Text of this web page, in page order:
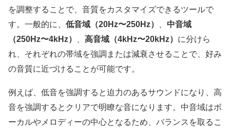
を調整することで、音質をカスタマイズできるツールで
す。一般的に、 低音域（20Hz〜250Hz）
中音域
（250Hz〜4kHz）
高音域（4kHz〜20kHz） に分けら
れ、それぞれの帯域を強調または減衰させることで、好み
の音質に近づけることが可能です。
例えば、低音を強調すると迫力のあるサウンドになり、高
音を強調するとクリアで明瞭な音になります。中音域はボ
ーカルやメロディーの中心となるため、バランスを取るこ